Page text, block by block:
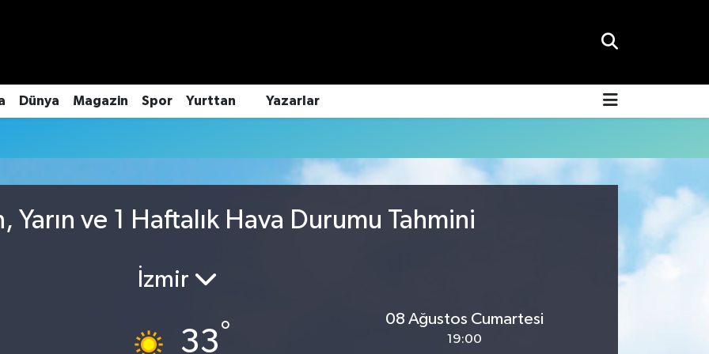
Dünya Magazin Spor Yurttan Yazarlar
Yarın ve 1 Haftalık Hava Durumu Tahmini
İzmir
33°
08 Ağustos Cumartesi
19:00